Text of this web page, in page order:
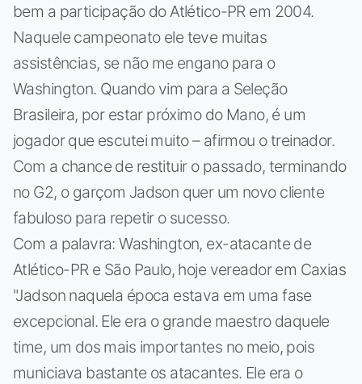
bem a participação do Atlético-PR em 2004.
Naquele campeonato ele teve muitas
assistências, se não me engano para o
Washington. Quando vim para a Seleção
Brasileira, por estar próximo do Mano, é um
jogador que escutei muito – afirmou o treinador.
Com a chance de restituir o passado, terminando
no G2, o garçom Jadson quer um novo cliente
fabuloso para repetir o sucesso.
Com a palavra: Washington, ex-atacante de
Atlético-PR e São Paulo, hoje vereador em Caxias
"Jadson naquela época estava em uma fase
excepcional. Ele era o grande maestro daquele
time, um dos mais importantes no meio, pois
municiava bastante os atacantes. Ele era o